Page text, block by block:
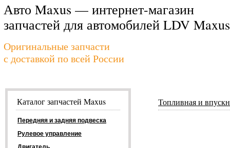
Авто Maxus — интернет-магазин
запчастей для автомобилей LDV Maxus
Оригинальные запчасти
с доставкой по всей России
Топливная и
Каталог запчастей Maxus
Передняя и задняя подвеска
Рулевое управление